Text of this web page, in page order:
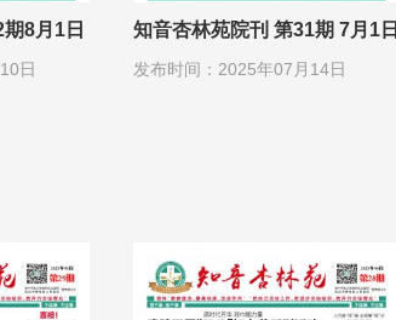
8月1日
日
知音杏林苑院刊 第31期 7月1日
发布时间：2025年07月14日